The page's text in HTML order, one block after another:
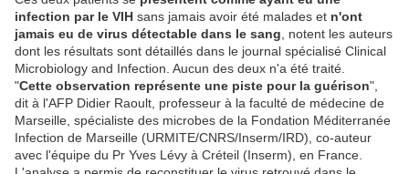
infection par le VIH sans jamais avoir été malades et n'ont
jamais eu de virus détectable dans le sang , notent les auteurs
dont les résultats sont détaillés dans le journal spécialisé Clinical
Microbiology and Infection. Aucun des deux n'a été traité.
"Cette observation représente une piste pour la guérison",
dit à l'AFP Didier Raoult, professeur à la faculté de médecine de
Marseille, spécialiste des microbes de la Fondation Méditerranée
Infection de Marseille (URMITE/CNRS/Inserm/IRD), co-auteur
avec l'équipe du Pr Yves Lévy à Créteil (Inserm), en France.